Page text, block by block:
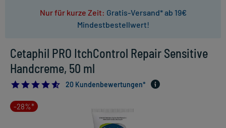
Nur für kurze Zeit: Gratis-Versand* ab 19€
Mindestbestellwert!
Cetaphil PRO ItchControl Repair Sensitive
Handcreme, 50 ml
4.6
20 Kundenbewertungen*
-28%*